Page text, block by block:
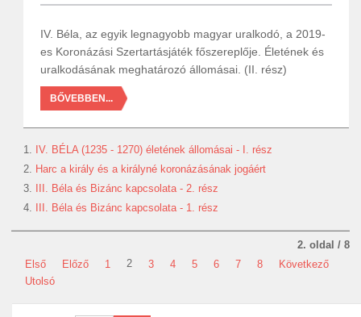
IV. Béla, az egyik legnagyobb magyar uralkodó, a 2019-
es Koronázási Szertartásjáték főszereplője. Életének és
uralkodásának meghatározó állomásai. (II. rész)
BŐVEBBEN...
IV. BÉLA (1235 - 1270) életének állomásai - I. rész
Harc a király és a királyné koronázásának jogáért
III. Béla és Bizánc kapcsolata - 2. rész
III. Béla és Bizánc kapcsolata - 1. rész
2. oldal / 8
Első
Előző 1 2 3 4 5 6 7 8
Következő
Utolsó